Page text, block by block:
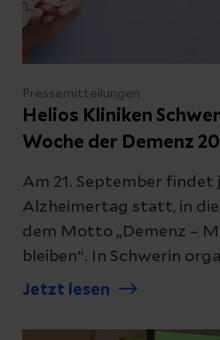
Pressemitteilungen
Helios Kliniken
Woche der Demenz
Am 21. September
Alzheimertag statt, in
dem Motto „Demenz –
bleiben“. In Schwerin
Demenz Netzwerk
verschiedenen
Jetzt lesen